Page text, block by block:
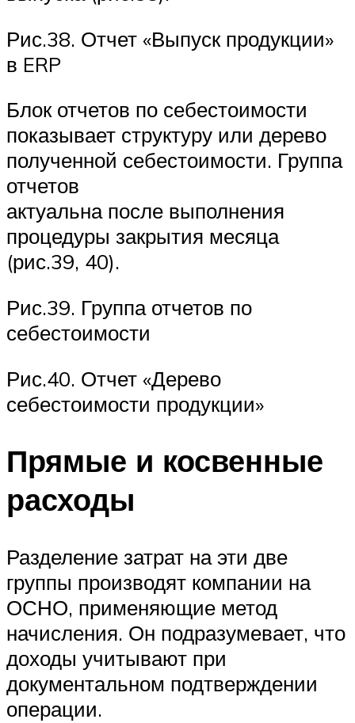
Рис.38. Отчет «Выпуск продукции»
в ERP
Блок отчетов по себестоимости
показывает структуру или дерево
полученной себестоимости. Группа
отчетов
актуальна после выполнения
процедуры закрытия месяца
(рис.39, 40).
Рис.39. Группа отчетов по
себестоимости
Рис.40. Отчет «Дерево
себестоимости продукции»
Прямые и косвенные
расходы
Разделение затрат на эти две
группы производят компании на
ОСНО, применяющие метод
начисления. Он подразумевает, что
доходы учитывают при
документальном подтверждении
операции.